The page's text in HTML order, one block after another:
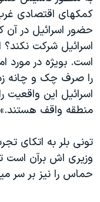
کمکهای اقتصادی
حضور اسرائيل در آن
اسرائيل شرکت
است. بويژه در مورد
را صرف چک و چانه
اسرائيل اين واقعيت
منطقه واقف هستند.»
تونی بلر به اتکای
وزيری اش برآن است
حماس را نيز بر سر